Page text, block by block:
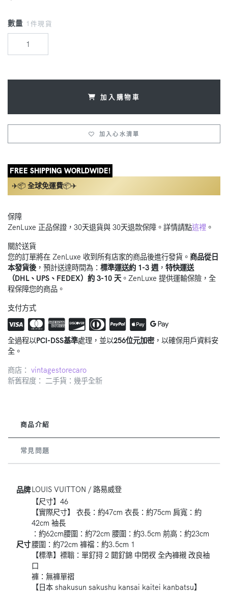
數量 1件現貨
加入購物車
加入心水清單
FREE SHIPPING WORLDWIDE!
✈️📦 全球免運費📦✈️
保障
ZenLuxe 正品保證，30天退貨與 30天退款保障。詳情請點這裡 。
關於送貨
您的訂單將在 ZenLuxe 收到所有店家的商品後進行發貨。 商品從日
本發貨後，預計送達時間為： 標準運送約 1-3 週 ， 特快運送
（DHL、UPS、FEDEX）約 3-10 天 。ZenLuxe 提供運輸保險，全
程保障您的商品。
支付方式
全過程以PCI-DSS基準處理，並以256位元加密，以確保用戶資料安
全。
商店： vintagestorecaro
新舊程度： 二手貨：幾乎全新
商品介紹
常見問題
品牌LOUIS VUITTON / 路易威登
尺寸
【尺寸】46
【實際尺寸】 衣長：約47cm 衣長：約75cm 肩寬：約
42cm 袖長
：約62cm腰圍：約72cm 腰圍：約3.5cm 前高：約23cm
腰圍：約72cm 褲襠：約3.5cm 1
【標準】褾聬：單釕挦 2 閮釕錦 中閉衩 全內褲襯 改良袖
口
褲：無褲單褶
【日本 shakusun sakushu kansai kaitei kanbatsu】